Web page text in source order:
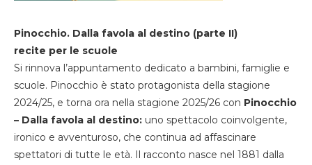
Pinocchio. Dalla favola al destino (parte II)
recite per le scuole
Si rinnova l’appuntamento dedicato a bambini, famiglie e
scuole. Pinocchio è stato protagonista della stagione
2024/25, e torna ora nella stagione 2025/26 con Pinocchio
– Dalla favola al destino: uno spettacolo coinvolgente,
ironico e avventuroso, che continua ad affascinare
spettatori di tutte le età. Il racconto nasce nel 1881 dalla